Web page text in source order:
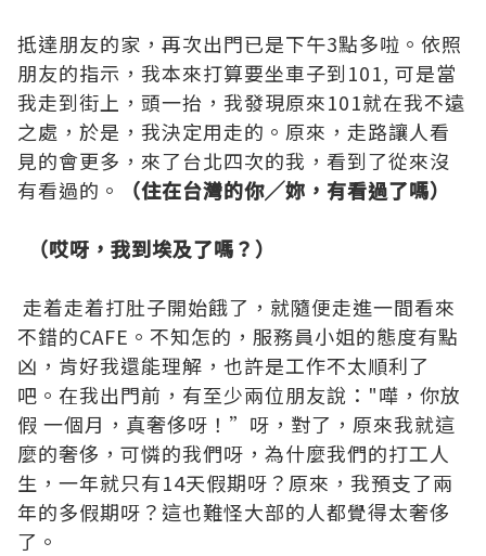
抵達朋友的家，再次出門已是下午3點多啦。依照
朋友的指示，我本來打算要坐車子到101, 可是當
我走到街上，頭一抬，我發現原來101就在我不遠
之處，於是，我決定用走的。原來，走路讓人看
見的會更多，來了台北四次的我，看到了從來沒
有看過的。
（住在台灣的你╱妳，有看過了嗎）
（哎呀，我到埃及了嗎？）
走着走着打肚子開始餓了，就隨便走進一間看來
不錯的CAFE。不知怎的，服務員小姐的態度有點
凶，肯好我還能理解，也許是工作不太順利了
吧。在我出門前，有至少兩位朋友說："嘩，你放
假 一個月，真奢侈呀！”呀，對了，原來我就這
麼的奢侈，可憐的我們呀，為什麼我們的打工人
生，一年就只有14天假期呀？原來，我預支了兩
年的多假期呀？這也難怪大部的人都覺得太奢侈
了。